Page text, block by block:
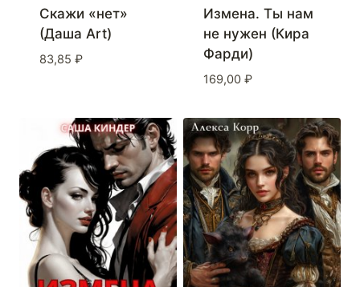
Скажи «нет»
(Даша Art)
83,85 ₽
Измена. Ты нам
не нужен (Кира
Фарди)
169,00 ₽